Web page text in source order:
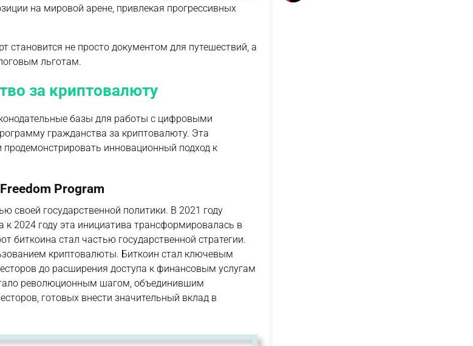
на мировой арене, привлекая прогрессивных
становится не просто документом для путешествий, а
льготам.
за криптовалюту
базы для работы с цифровыми
гражданства за криптовалюту. Эта
продемонстрировать инновационный подход к
Program
своей государственной политики. В 2021 году
к 2024 году эта инициатива трансформировалась в
биткоина стал частью государственной стратегии.
криптовалюты. Биткоин стал ключевым
до расширения доступа к финансовым услугам
революционным шагом, объединившим
готовых внести значительный вклад в